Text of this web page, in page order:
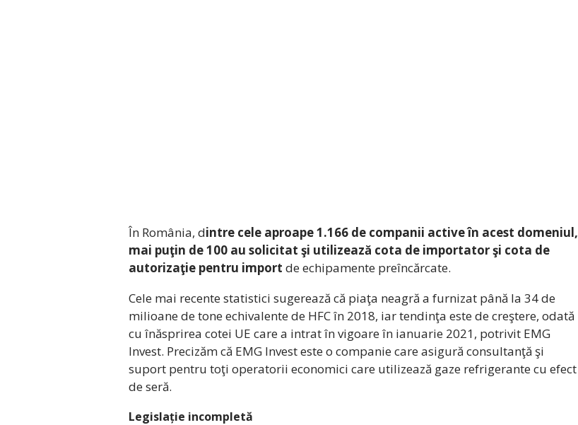
În România, dintre cele aproape 1.166 de companii active în acest domeniul,
mai puţin de 100 au solicitat şi utilizează cota de importator şi cota de
autorizaţie pentru import de echipamente preîncărcate.
Cele mai recente statistici sugerează că piaţa neagră a furnizat până la 34 de
milioane de tone echivalente de HFC în 2018, iar tendinţa este de creştere, odată
cu înăsprirea cotei UE care a intrat în vigoare în ianuarie 2021, potrivit EMG
Invest. Precizăm că EMG Invest este o companie care asigură consultanţă şi
suport pentru toţi operatorii economici care utilizează gaze refrigerante cu efect
de seră.
Legislație incompletă